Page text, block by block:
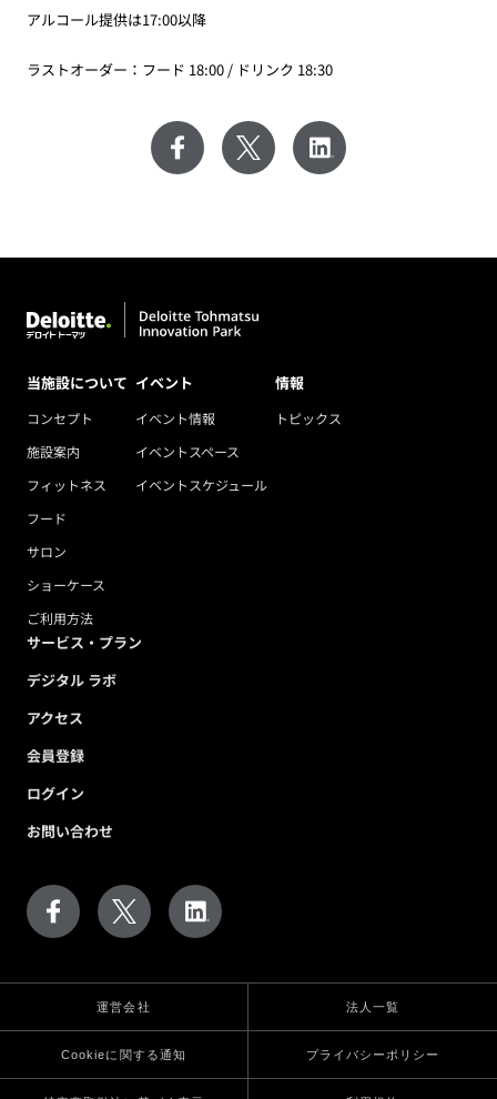
アルコール提供は17:00以降
ラストオーダー：フード 18:00 / ドリンク 18:30
当施設について
コンセプト
施設案内
フィットネス
フード
サロン
ショーケース
ご利用方法
イベント
イベント情報
イベントスペース
イベントスケジュール
情報
トピックス
サービス・プラン
デジタル ラボ
アクセス
会員登録
ログイン
お問い合わせ
運営会社 法人一覧
Cookieに関する通知 プライバシーポリシー